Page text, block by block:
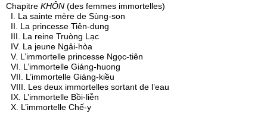
Chapitre KHÔN (des femmes immortelles)
I. La sainte mère de Sùng-son
II. La princesse Tiên-dung
III. La reine Truòng Lạc
IV. La jeune Ngải-hòa
V. L’immortelle princesse Ngọc-tiên
VI. L’immortelle Giáng-huong
VII. L’immortelle Giáng-kiều
VIII. Les deux immortelles sortant de l’eau
IX. L’immortelle Bồi-liễn
X. L’immortelle Chế-y